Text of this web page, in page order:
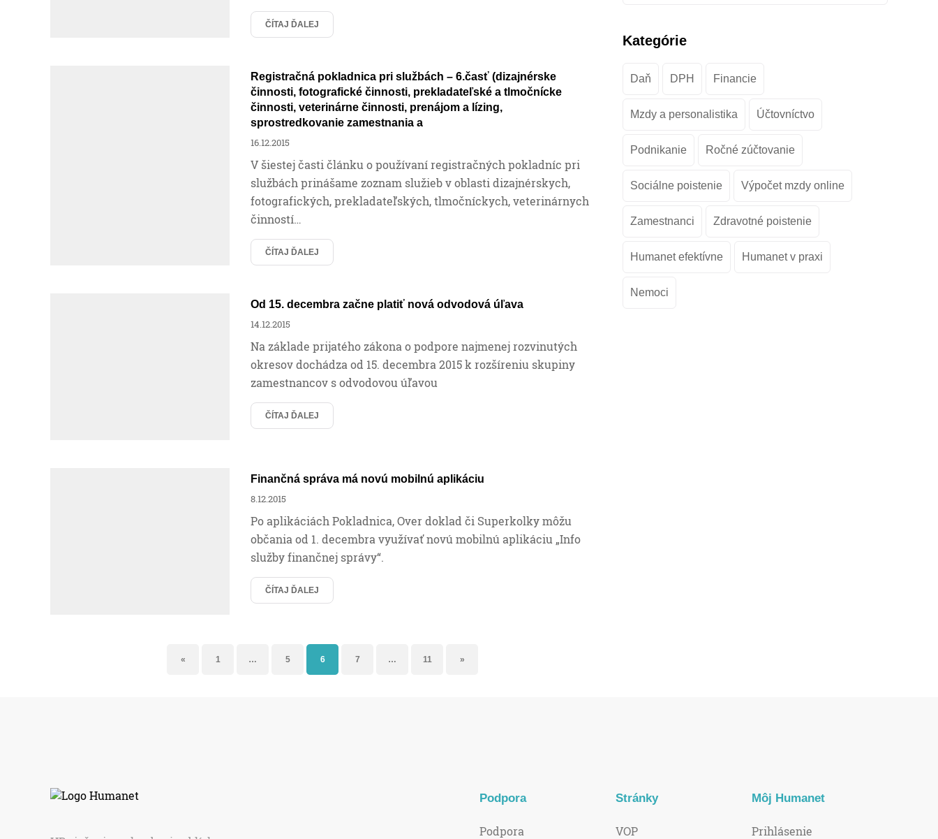
ČÍTAJ ĎALEJ
Registračná pokladnica pri službách – 6.časť (dizajnérske
činnosti, fotografické činnosti, prekladateľské a tlmočnícke
činnosti, veterinárne činnosti, prenájom a lízing,
sprostredkovanie zamestnania a
16.12.2015
V šiestej časti článku o používaní registračných pokladníc pri
službách prinášame zoznam služieb v oblasti dizajnérskych,
fotografických, prekladateľských, tlmočníckych, veterinárnych
činností…
ČÍTAJ ĎALEJ
Od 15. decembra začne platiť nová odvodová úľava
14.12.2015
Na základe prijatého zákona o podpore najmenej rozvinutých
okresov dochádza od 15. decembra 2015 k rozšíreniu skupiny
zamestnancov s odvodovou úľavou
ČÍTAJ ĎALEJ
Finančná správa má novú mobilnú aplikáciu
8.12.2015
Po aplikáciách Pokladnica, Over doklad či Superkolky môžu
občania od 1. decembra využívať novú mobilnú aplikáciu „Info
služby finančnej správy“.
ČÍTAJ ĎALEJ
« 1 … 5 6 7 … 11 »
Kategórie
Daň DPH Financie
Mzdy a personalistika Účtovníctvo
Podnikanie Ročné zúčtovanie
Sociálne poistenie Výpočet mzdy online
Zamestnanci Zdravotné poistenie
Humanet efektívne Humanet v praxi
Nemoci
Podpora
Podpora
Stránky
VOP
Môj Humanet
Prihlásenie